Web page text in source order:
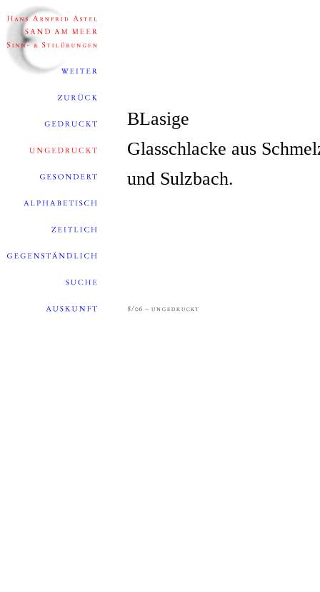
BLasige
Glasschlacke aus
und Sulzbach.